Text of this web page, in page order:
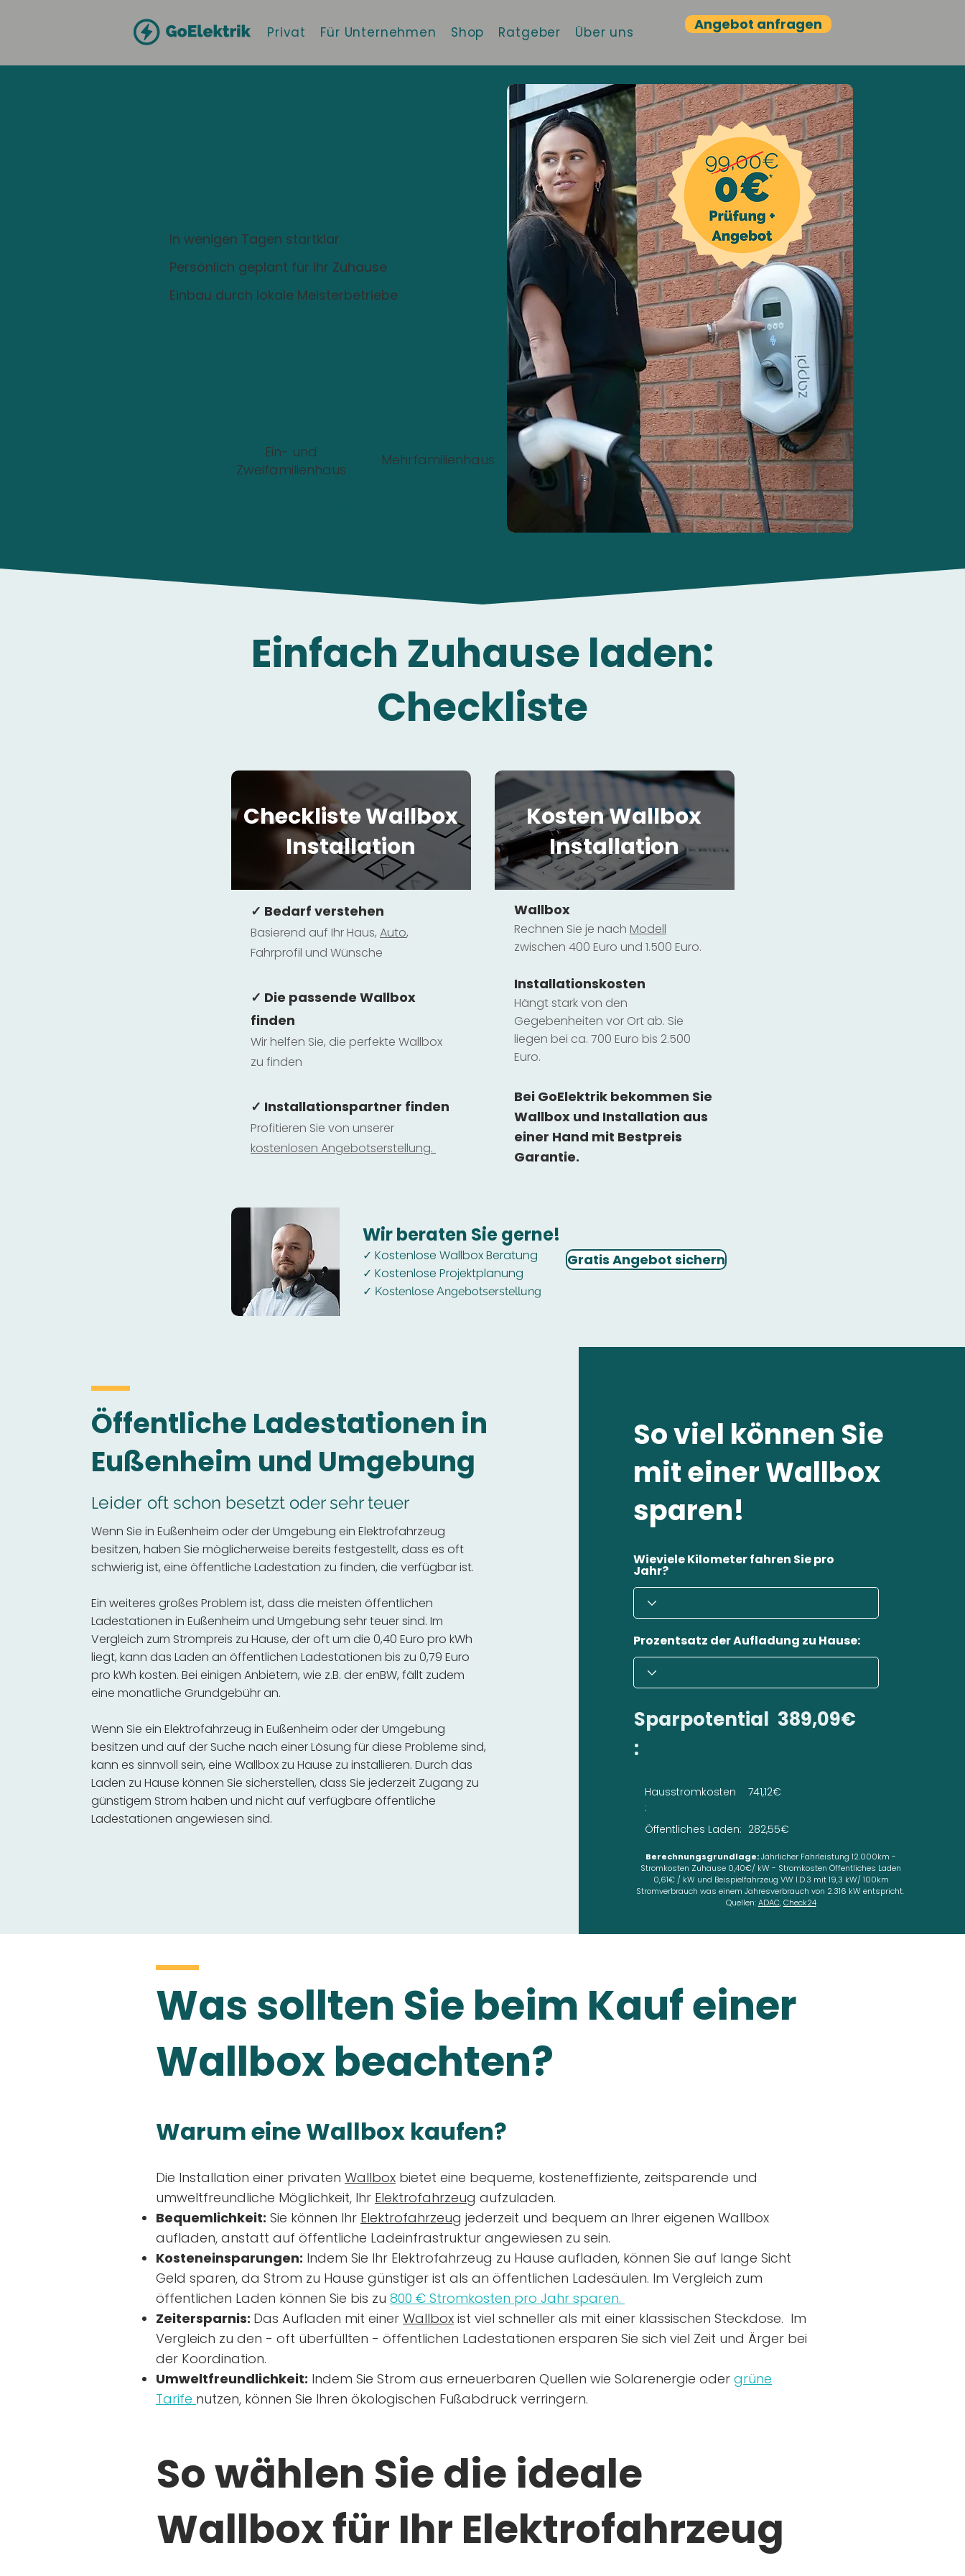
Privat Für Unternehmen Shop Ratgeber Über uns Angebot anfragen
In wenigen Tagen startklar
Persönlich geplant für Ihr Zuhause
Einbau durch lokale Meisterbetriebe
Ein- und
Zweifamilienhaus
Mehrfamilienhaus
Einfach Zuhause laden:
Checkliste
Checkliste Wallbox
Installation
✓ Bedarf verstehen
Basierend auf Ihr Haus, Auto,
Fahrprofil und Wünsche
✓ Die passende Wallbox
finden
Wir helfen Sie, die perfekte Wallbox
zu finden
✓ Installationspartner finden
Profitieren Sie von unserer
kostenlosen Angebotserstellung.
Kosten Wallbox
Installation
Wallbox
Rechnen Sie je nach Modell
zwischen 400 Euro und 1.500 Euro.
Installationskosten
Hängt stark von den
Gegebenheiten vor Ort ab. Sie
liegen bei ca. 700 Euro bis 2.500
Euro.
Bei GoElektrik bekommen Sie
Wallbox und Installation aus
einer Hand mit Bestpreis
Garantie.
Wir beraten Sie gerne!
✓ Kostenlose Wallbox Beratung
✓ Kostenlose Projektplanung
✓ Kostenlose Angebotserstellung
Gratis Angebot sichern
Öffentliche Ladestationen in
Eußenheim und Umgebung
Leider oft schon besetzt oder sehr teuer
Wenn Sie in Eußenheim oder der Umgebung ein Elektrofahrzeug
besitzen, haben Sie möglicherweise bereits festgestellt, dass es oft
schwierig ist, eine öffentliche Ladestation zu finden, die verfügbar ist.
Ein weiteres großes Problem ist, dass die meisten öffentlichen
Ladestationen in Eußenheim und Umgebung sehr teuer sind. Im
Vergleich zum Strompreis zu Hause, der oft um die 0,40 Euro pro kWh
liegt, kann das Laden an öffentlichen Ladestationen bis zu 0,79 Euro
pro kWh kosten. Bei einigen Anbietern, wie z.B. der enBW, fällt zudem
eine monatliche Grundgebühr an.
Wenn Sie ein Elektrofahrzeug in Eußenheim oder der Umgebung
besitzen und auf der Suche nach einer Lösung für diese Probleme sind,
kann es sinnvoll sein, eine Wallbox zu Hause zu installieren. Durch das
Laden zu Hause können Sie sicherstellen, dass Sie jederzeit Zugang zu
günstigem Strom haben und nicht auf verfügbare öffentliche
Ladestationen angewiesen sind.
So viel können Sie
mit einer Wallbox
sparen!
Wieviele Kilometer fahren Sie pro
Jahr?
Prozentsatz der Aufladung zu Hause:
Sparpotential
:
389,09€
Hausstromkosten
:
Öffentliches Laden:
741,12€
282,55€
Berechnungsgrundlage:Jährlicher Fahrleistung 12.000km -
Stromkosten Zuhause 0,40€/ kW - Stromkosten Öffentliches Laden
0,61€ / kW und Beispielfahrzeug VW I.D.3 mit 19,3 kW/ 100km
Stromverbrauch was einem Jahresverbrauch von 2.316 kW entspricht.
Quellen:ADAC,Check24
Was sollten Sie beim Kauf einer
Wallbox beachten?
Warum eine Wallbox kaufen?
Die Installation einer privaten Wallbox bietet eine bequeme, kosteneffiziente, zeitsparende und
umweltfreundliche Möglichkeit, Ihr Elektrofahrzeug aufzuladen.
Bequemlichkeit: Sie können Ihr Elektrofahrzeug jederzeit und bequem an Ihrer eigenen Wallbox
aufladen, anstatt auf öffentliche Ladeinfrastruktur angewiesen zu sein.
Kosteneinsparungen: Indem Sie Ihr Elektrofahrzeug zu Hause aufladen, können Sie auf lange Sicht
Geld sparen, da Strom zu Hause günstiger ist als an öffentlichen Ladesäulen. Im Vergleich zum
öffentlichen Laden können Sie bis zu 800 € Stromkosten pro Jahr sparen.
Zeitersparnis: Das Aufladen mit einer Wallbox ist viel schneller als mit einer klassischen Steckdose. Im
Vergleich zu den - oft überfüllten - öffentlichen Ladestationen ersparen Sie sich viel Zeit und Ärger bei
der Koordination.
Umweltfreundlichkeit: Indem Sie Strom aus erneuerbaren Quellen wie Solarenergie oder grüne
Tarife nutzen, können Sie Ihren ökologischen Fußabdruck verringern.
So wählen Sie die ideale
Wallbox für Ihr Elektrofahrzeug